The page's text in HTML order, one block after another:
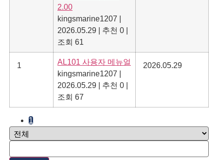
2.00
kingsmarine1207
2026.05.29
추천 0
조회 61
1
AL101 사용자 메뉴얼
kingsmarine1207
2026.05.29
추천 0
조회 67
2026.05.29
1